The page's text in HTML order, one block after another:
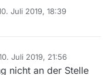
des Links werden alle
angezeigt und
Juli 2019, 18:39
von
Juli 2019, 21:56
von
nicht an der Stelle